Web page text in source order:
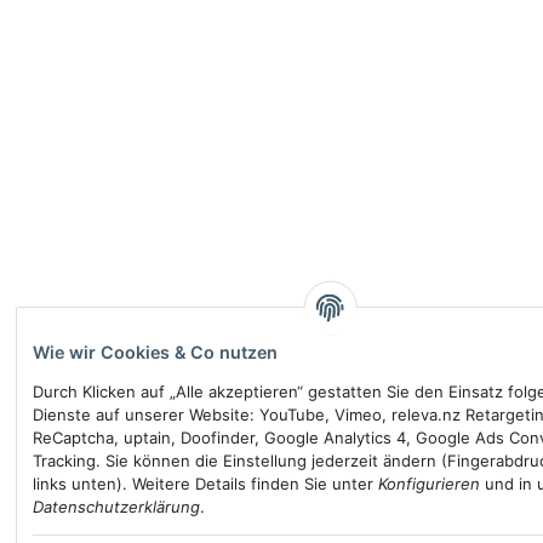
Wie wir Cookies & Co nutzen
Durch Klicken auf „Alle akzeptieren“ gestatten Sie den Einsatz
Dienste auf unserer Website: YouTube, Vimeo, releva.nz
ReCaptcha, uptain, Doofinder, Google Analytics 4, Google Ads
Tracking. Sie können die Einstellung jederzeit ändern
links unten). Weitere Details finden Sie unter Konfigurieren und in
Datenschutzerklärung.